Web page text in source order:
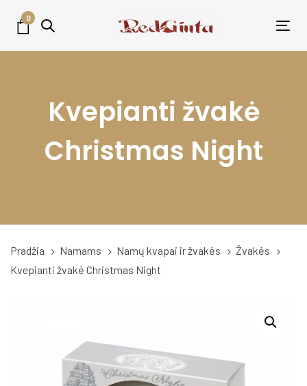
links
0
Kvepianti žvakė
Christmas Night
Pradžia Namams Namų kvapai ir žvakės
Žvakės
Kvepianti žvakė Christmas Night